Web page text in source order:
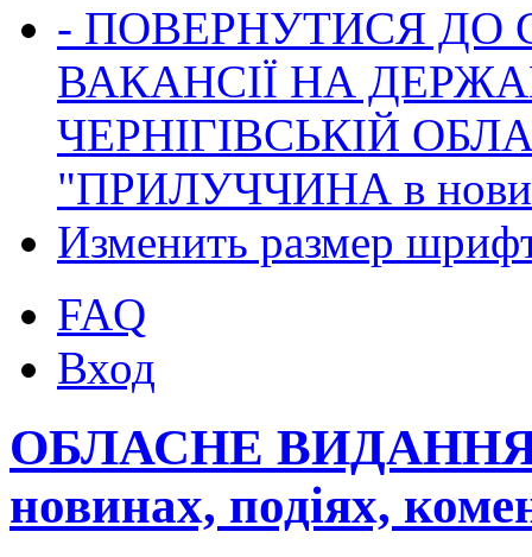
- ПОВЕРНУТИСЯ ДО
ВАКАНСІЇ НА
ЧЕРНІГІВСЬКІЙ
"ПРИЛУЧЧИНА в
Изменить размер
FAQ
Вход
ОБЛАСНЕ
новинах, подіях,